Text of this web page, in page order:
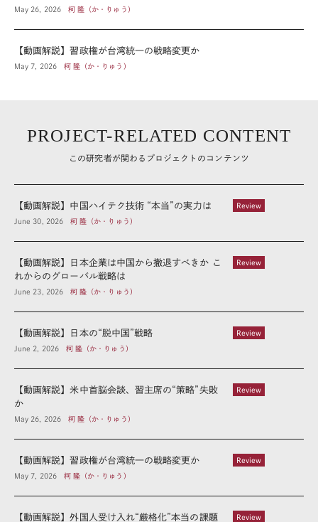
May 26, 2026 柯 隆（か・りゅう）
【動画解説】習政権が台湾統一の戦略変更か
May 7, 2026 柯 隆（か・りゅう）
PROJECT-RELATED CONTENT
この研究者が関わるプロジェクトのコンテンツ
Review
【動画解説】中国ハイテク技術 “本当”の実力は
June 30, 2026 柯 隆（か・りゅう）
Review
【動画解説】日本企業は中国から撤退すべきか こ
れからのグローバル戦略は
June 23, 2026 柯 隆（か・りゅう）
Review
【動画解説】日本の“脱中国”戦略
June 2, 2026 柯 隆（か・りゅう）
Review
【動画解説】米中首脳会談、習主席の“策略”失敗
か
May 26, 2026 柯 隆（か・りゅう）
Review
【動画解説】習政権が台湾統一の戦略変更か
May 7, 2026 柯 隆（か・りゅう）
Review
【動画解説】外国人受け入れ“厳格化”本当の課題